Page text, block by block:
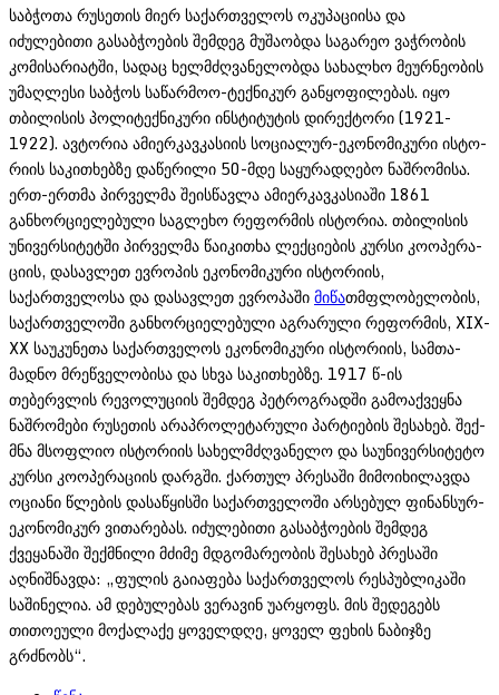
საბჭოთა რუსეთის მიერ საქართვე­ლოს ოკუპაციისა და
იძულებითი გასაბჭოების შემდეგ მუშაობდა საგარეო ვაჭრობის
კომისარიატში, სადაც ხელმძღვანელობდა სახალხო მეურნეობის
უმაღლესი საბჭოს საწარმოო-ტექნიკურ განყოფილებას. იყო
თბილისის პოლიტექნიკური ინსტიტუტის დირექტორი (1921-
1922). ავტორია ამიერკავკასიის სოციალურ-ეკონომიკური ისტო­
რიის საკითხებზე დაწერილი 50-მდე საყურადღებო ნაშრომისა.
ერთ-ერთმა პირ­ვე­ლ­მა შეისწავლა ამიერკავკასიაში 1861
განხორციელებული საგლეხო რეფორმის ისტო­რია. თბილისის
უნივერსიტეტში პირველმა წაიკითხა ლექციების კურსი კოო­პერა­
ცი­ის, დასავლეთ ევროპის ეკონომიკური ისტორიის,
საქართველოსა და დასავ­ლეთ ევ­რო­პაშიმიწათმფლობე­ლობის,
საქართველოში განხორციელებული აგრარუ­ლი რე­ფო­რ­მის, XIX-
XX საუკუნეთა საქართველოს ეკონომიკური ისტორიის, სამთა­
მადნო მრე­წ­ველობისა და სხვა საკითხებზე. 1917 წ-ის
თებერვლის რევოლუ­ციის შე­მ­დეგ პეტრო­გ­რა­დ­ში გამოაქვეყნა
ნაშრომები რუსეთის არაპროლეტარული პარტიების შესახებ. შე­ქ­
მნა მსოფლიო ისტორიის სახელმძღვანელო და საუნივერსიტეტო
კურსი კოოპერა­ცი­ის დარგში. ქართულ პრესაში მიმოიხილავდა
ოციანი წლების დასაწყისში საქართვე­ლოში არს­ებულ ფი­ნანსურ-
ეკონომიკურ ვითარებას. იძულებითი გასაბჭოების შემ­დეგ
ქვეყანაში შექმნილი მძიმე მდგომარეობის შესახებ პრესაში
აღნიშნავდა: „ფულის გაიაფება საქართველოს რესპუბლიკაში
საშინელია. ამ დებულებას ვერავინ უარყოფს. მის შედეგებს
თითოეული მოქალაქე ყოველდღე, ყოველ ფეხის ნაბიჯზე
გრძნობს“.